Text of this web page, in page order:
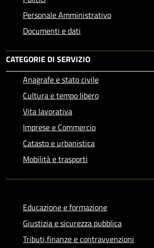
Personale Amministrativo
Documenti e dati
CATEGORIE DI SERVIZIO
Anagrafe e stato civile
Cultura e tempo libero
Vita lavorativa
Imprese e Commercio
Catasto e urbanistica
Mobilità e trasporti
Educazione e formazione
Giustizia e sicurezza pubblica
Tributi,finanze e contravvenzioni